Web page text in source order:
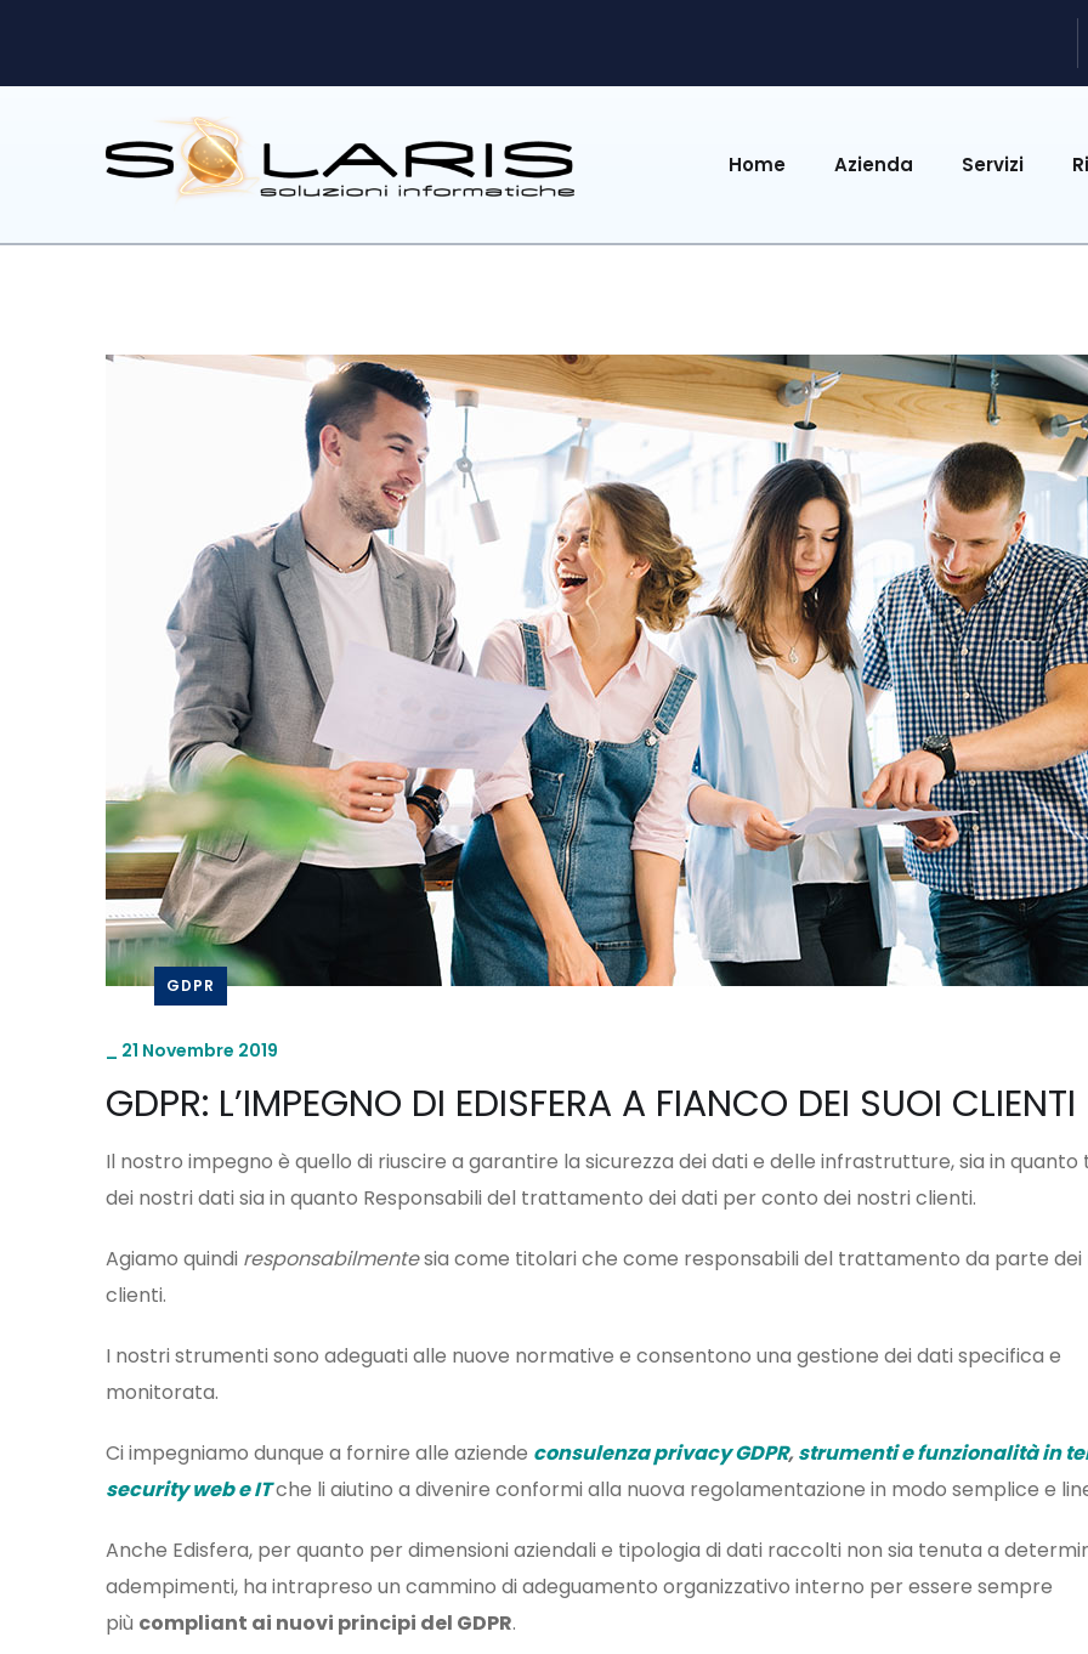
Home Azienda Servizi
GDPR
_ 21 Novembre 2019
GDPR: L’IMPEGNO DI EDISFERA A FIANCO DEI SUOI CLIENTI
Il nostro impegno è quello di riuscire a garantire la sicurezza dei dati e delle infrastrutture, sia in quanto
dei nostri dati sia in quanto Responsabili del trattamento dei dati per conto dei nostri clienti.
Agiamo quindi responsabilmentesia come titolari che come responsabili del trattamento da parte dei
clienti.
I nostri strumenti sono adeguati alle nuove normative e consentono una gestione dei dati specifica e
monitorata.
Ci impegniamo dunque a fornire alle aziende consulenza privacy GDPR,strumenti e funzionalità in
security web e ITche li aiutino a divenire conformi alla nuova regolamentazione in modo semplice e
Anche Edisfera, per quanto per dimensioni aziendali e tipologia di dati raccolti non sia tenuta a
adempimenti, ha intrapreso un cammino di adeguamento organizzativo interno per essere sempre
più compliant ai nuovi principi del GDPR.